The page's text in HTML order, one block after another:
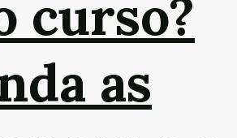
curso?
as